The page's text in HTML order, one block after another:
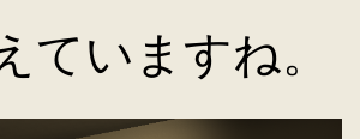
ていますね。